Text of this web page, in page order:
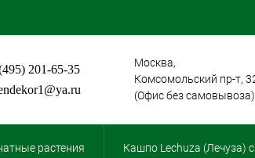
(495) 201-65-35
Москва,
Комсомольский пр-т,
(Офис без самовывоза)
растения Кашпо Lechuza (Лечуза)